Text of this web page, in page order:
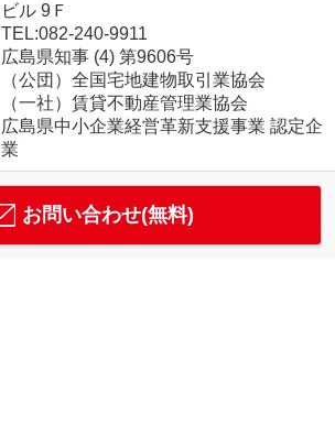
ビル 9Ｆ
TEL:082-240-9911
広島県知事 (4) 第9606号
（公団）全国宅地建物取引業協会
（一社）賃貸不動産管理業協会
広島県中小企業経営革新支援事業 認定企
業
お問い合わせ(無料)